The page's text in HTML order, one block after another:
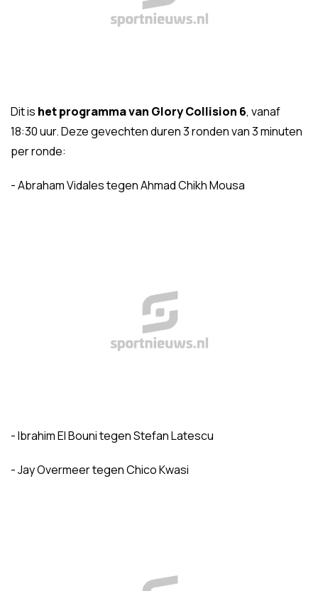
Dit is het programma van Glory Collision 6, vanaf
18:30 uur. Deze gevechten duren 3 ronden van 3 minuten
per ronde:
- Abraham Vidales tegen Ahmad Chikh Mousa
- Ibrahim El Bouni tegen Stefan Latescu
- Jay Overmeer tegen Chico Kwasi